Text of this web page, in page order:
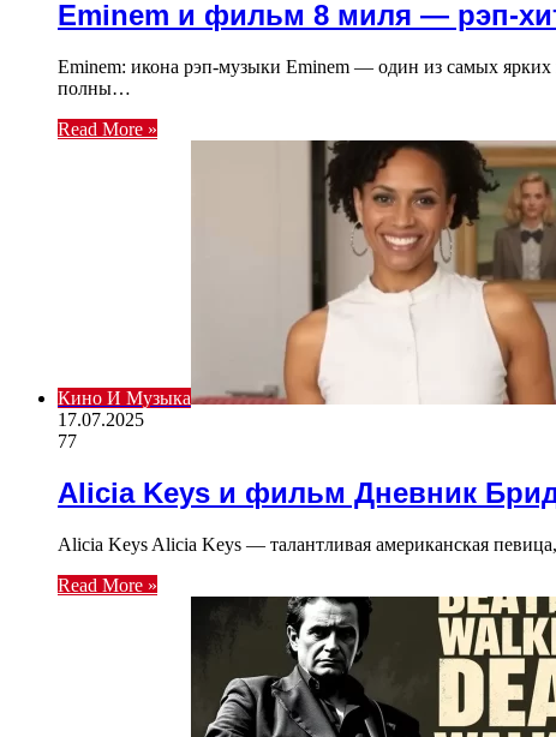
Eminem и фильм 8 миля — рэп-
Eminem: икона рэп-музыки Eminem — один из самых ярких
полны…
Read More »
Кино И Музыка
17.07.2025
77
Alicia Keys и фильм Дневник
Alicia Keys Alicia Keys — талантливая американская
Read More »